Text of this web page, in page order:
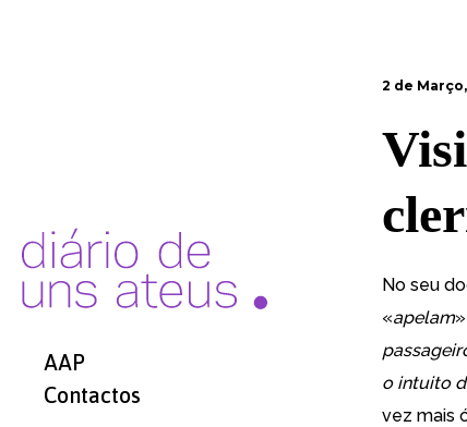
AAP
Contactos
2 de
No seu
«apelam
o intuito
vez mais